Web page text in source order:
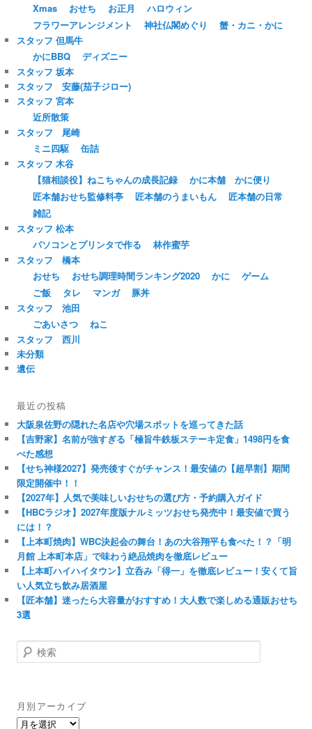
Xmas
おせち お正月
ハロウィン
フラワーアレンジメント
神社仏閣めぐり
蟹・カニ・かに
スタッフ 但馬牛
かにBBQ
ディズニー
スタッフ 坂本
スタッフ 安藤(茄子ジロー)
スタッフ 宮本
近所散策
スタッフ 尾崎
ミニ四駆
缶詰
スタッフ 木谷
【猫相談役】ねこちゃんの成長記録
かに本舗 かに便り
匠本舗おせち監修料亭
匠本舗のうまいもん
匠本舗の日常
雑記
スタッフ 松本
パソコンとプリンタで作る
林作蜜芋
スタッフ 橋本
おせち
おせち調理時間ランキング2020 かに
ゲーム
ご飯
タレ マンガ
豚丼
スタッフ 池田
ごあいさつ
ねこ
スタッフ 西川
未分類
遺伝
最近の投稿
大阪泉佐野の隠れた名店や穴場スポットを巡ってきた話
【吉野家】名前が強すぎる「極旨牛鉄板ステーキ定食」1498円を食
べた感想
【せち神様2027】発売後すぐがチャンス！最安値の【超早割】期間
限定開催中！！
【2027年】人気で美味しいおせちの選び方・予約購入ガイド
【HBCラジオ】2027年度版ナルミッツおせち発売中！最安値で買う
には！？
【上本町焼肉】WBC決起会の舞台！あの大谷翔平も食べた！？「明
月館 上本町本店」で味わう絶品焼肉を徹底レビュー
【上本町ハイハイタウン】立呑み「得一」を徹底レビュー！安くて旨
い人気立ち飲み居酒屋
【匠本舗】迷ったら大容量がおすすめ！大人数で楽しめる通販おせち
3選
検
索
月別アーカイブ
月